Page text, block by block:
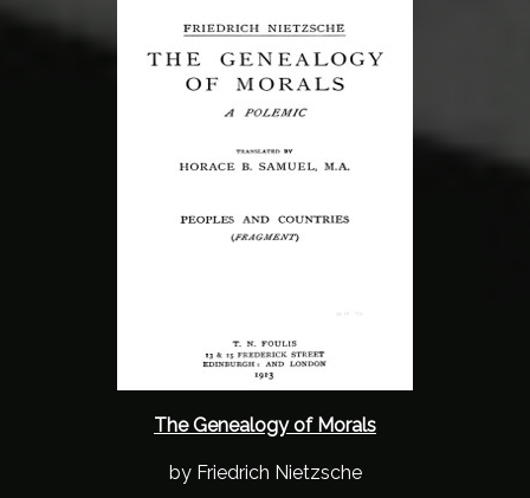
The Genealogy of Morals
by Friedrich Nietzsche